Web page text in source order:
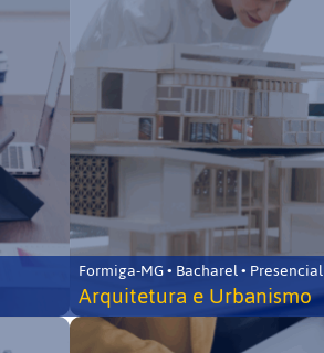
Formiga-MG • Bacharel • Presencial
Arquitetura e Urbanismo